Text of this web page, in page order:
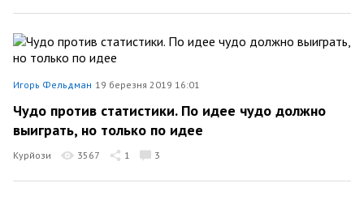
Игорь Фельдман 19 березня 2019 16:01
Чудо против статистики. По идее чудо должно
выиграть, но только по идее
Курйози 3567 1 3